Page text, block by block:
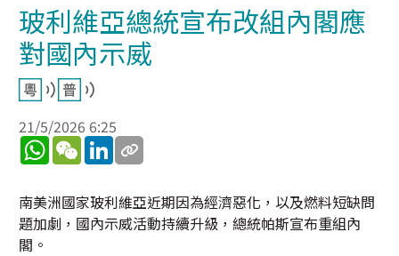
玻利維亞總統宣布改組內閣應
對國內示威
21/5/2026 6:25
WhatsApp
WeChatLinkedIn
南美洲國家玻利維亞近期因為經濟惡化，以及燃料短缺問
題加劇，國內示威活動持續升級，總統帕斯宣布重組內
閣。